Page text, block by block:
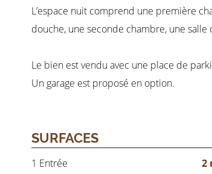
L’espace nuit comprend une première
douche, une seconde chambre, une
Le bien est vendu avec une place de
Un garage est proposé en option.
SURFACES
1 Entrée
2